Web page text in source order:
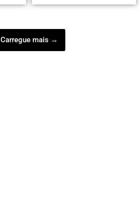
Carregue mais →